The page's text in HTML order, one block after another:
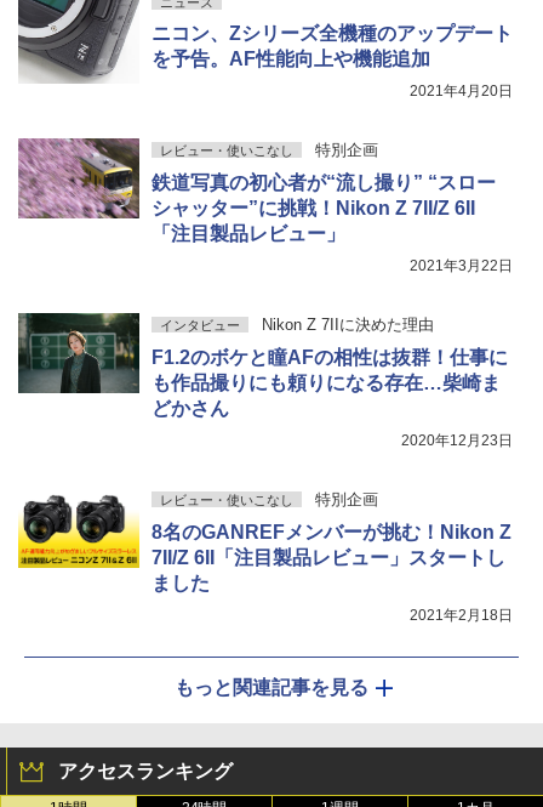
ニコン、Zシリーズ全機種のアップデート
を予告。AF性能向上や機能追加
2021年4月20日
レビュー・使いこなし 特別企画
鉄道写真の初心者が“流し撮り” “スロー
シャッター”に挑戦！Nikon Z 7II/Z 6II
「注目製品レビュー」
2021年3月22日
インタビュー Nikon Z 7IIに決めた理由
F1.2のボケと瞳AFの相性は抜群！仕事に
も作品撮りにも頼りになる存在…柴崎ま
どかさん
2020年12月23日
レビュー・使いこなし 特別企画
8名のGANREFメンバーが挑む！Nikon Z
7II/Z 6II「注目製品レビュー」スタートし
ました
2021年2月18日
もっと関連記事を見る
アクセスランキング